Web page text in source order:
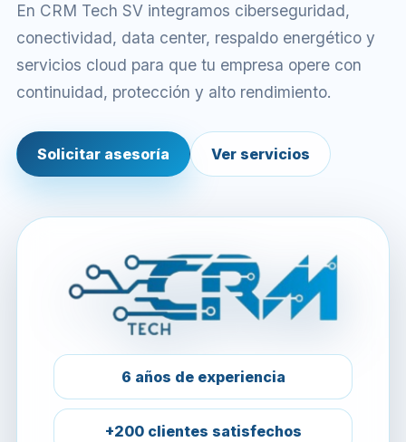
En CRM Tech SV integramos ciberseguridad,
conectividad, data center, respaldo energético y
servicios cloud para que tu empresa opere con
continuidad, protección y alto rendimiento.
Solicitar asesoría Ver servicios
6 años de experiencia
+200 clientes satisfechos